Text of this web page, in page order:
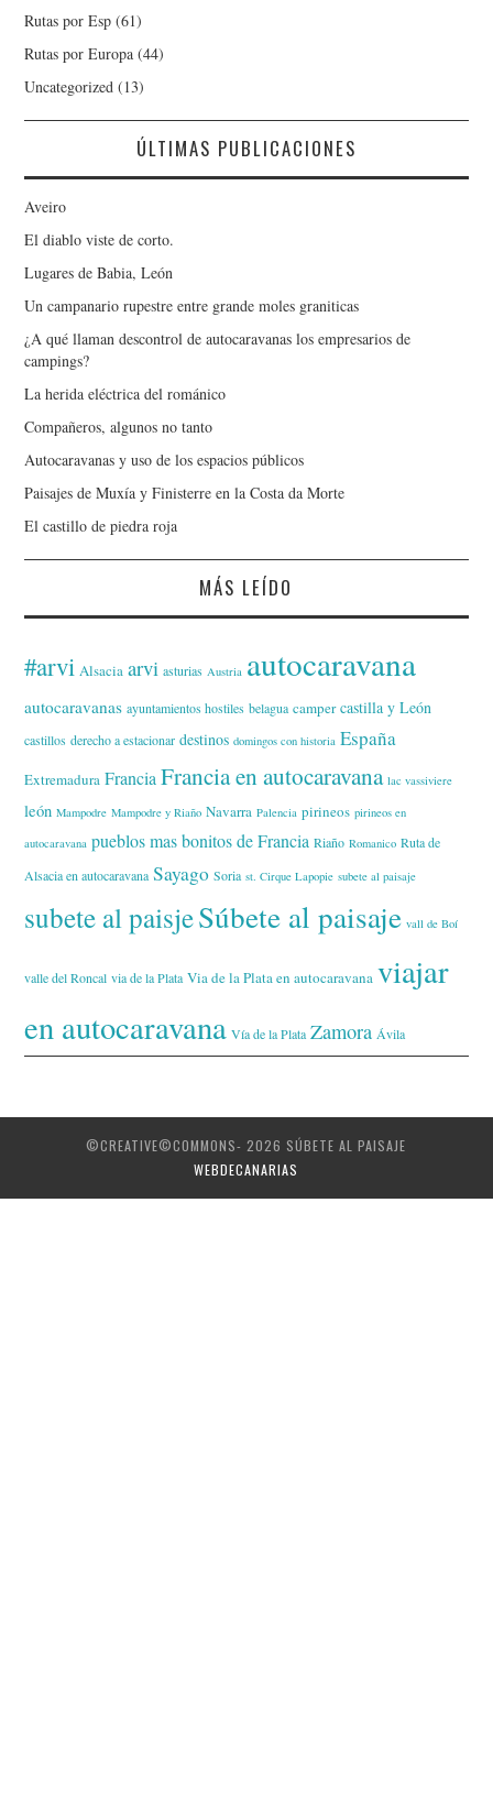
Rutas por Esp (61)
Rutas por Europa (44)
Uncategorized (13)
ÚLTIMAS PUBLICACIONES
Aveiro
El diablo viste de corto.
Lugares de Babia, León
Un campanario rupestre entre grande moles graniticas
¿A qué llaman descontrol de autocaravanas los empresarios de
campings?
La herida eléctrica del románico
Compañeros, algunos no tanto
Autocaravanas y uso de los espacios públicos
Paisajes de Muxía y Finisterre en la Costa da Morte
El castillo de piedra roja
MÁS LEÍDO
#arvi Alsacia arvi asturias Austria autocaravana
autocaravanas ayuntamientos hostiles belagua camper castilla y León
castillos derecho a estacionar destinos domingos con historia España
Extremadura Francia Francia en autocaravana lac vassiviere
león Mampodre Mampodre y Riaño Navarra Palencia pirineos pirineos en
autocaravana pueblos mas bonitos de Francia Riaño Romanico Ruta de
Alsacia en autocaravana Sayago Soria st. Cirque Lapopie subete al paisaje
subete al paisjeSúbete al paisaje vall de Boí
valle del Roncal via de la Plata Via de la Plata en autocaravana viajar
en autocaravana Vía de la Plata Zamora Ávila
©CREATIVE©COMMONS- 2026 SÚBETE AL PAISAJE
WEBDECANARIAS